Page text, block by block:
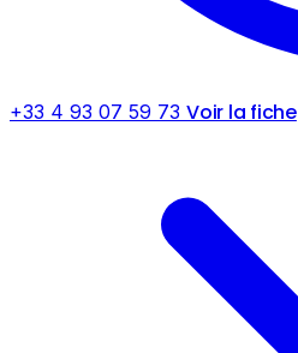
+33 4 93 07 59 73 Voir la fiche